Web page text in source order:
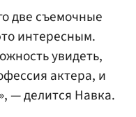
две съемочные
интересным.
увидеть,
актера, и
— делится Навка.